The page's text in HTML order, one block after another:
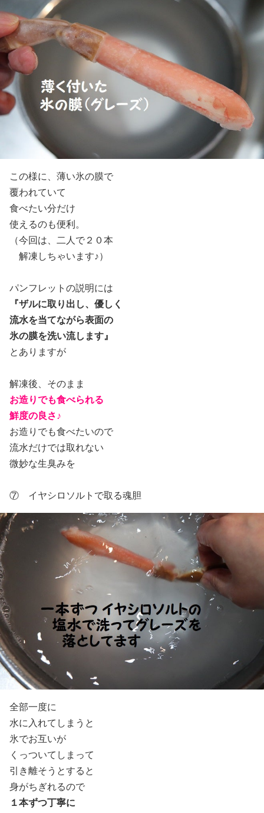
この様に、薄い氷の膜で
覆われていて
食べたい分だけ
使えるのも便利。
（今回は、二人で２０本
解凍しちゃいます♪）
パンフレットの説明には
『ザルに取り出し、優しく
流水を当てながら表面の
氷の膜を洗い流します』
とありますが
解凍後、そのまま
お造りでも食べられる
鮮度の良さ♪
お造りでも食べたいので
流水だけでは取れない
微妙な生臭みを
⑦ イヤシロソルトで取る魂胆
全部一度に
水に入れてしまうと
氷でお互いが
くっついてしまって
引き離そうとすると
身がちぎれるので
１本ずつ丁寧に